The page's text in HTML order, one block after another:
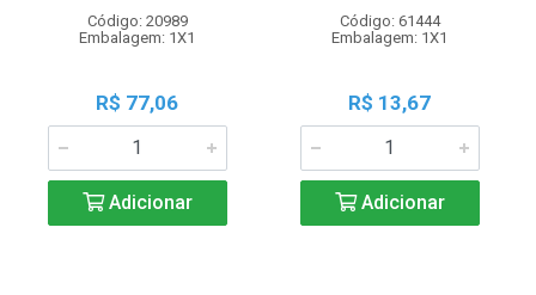
Código: 20989
Embalagem: 1X1
R$ 77,06
Adicionar
Código: 61444
Embalagem: 1X1
R$ 13,67
Adicionar